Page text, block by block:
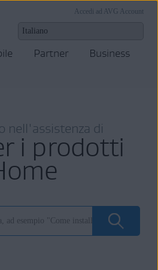
Accedi ad AVG Account
Partner
Business
nell'assistenza di
i prodotti